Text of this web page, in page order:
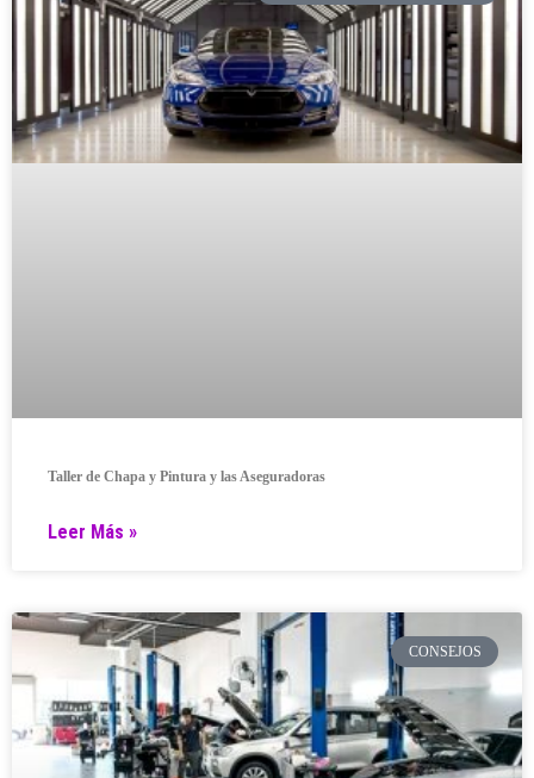
Taller de Chapa y Pintura y las Aseguradoras
Leer Más »
CONSEJOS